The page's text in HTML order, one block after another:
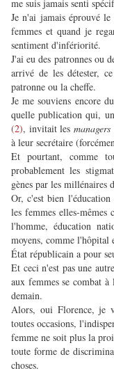
me suis jamais senti
Je n'ai jamais éprouvé
femmes et quand je
sentiment d'infériorité.
J'ai eu des patronnes ou
arrivé de les détester,
patronne ou la cheffe.
Je me souviens encore
quelle publication qui,
(2), invitait les managers
à leur secrétaire
Et pourtant, comme
probablement les
gènes par les millénaires
Or, c'est bien
les femmes elles-
l'homme, éducation
moyens, comme l'hôpital
État républicain a pour
Et ceci n'est pas une
aux femmes se combat
demain.
Alors, oui Florence, je
toutes occasions,
femme ne soit plus la
toute forme de
choses.